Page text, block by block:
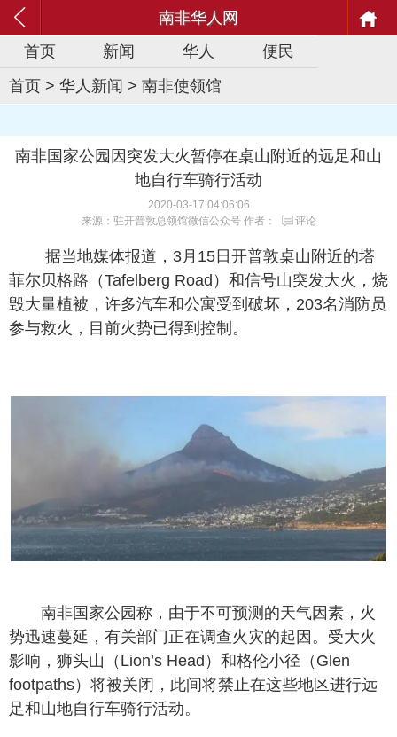
南非华人网
首页
新闻 华人
便民
首页 > 华人新闻 > 南非使领馆
南非国家公园因突发大火暂停在桌山附近的远足和山
地自行车骑行活动
2020-03-17 04:06:06
来源：驻开普敦总领馆微信公众号 作者：
评论
据当地媒体报道，3月15日开普敦桌山附近的塔
菲尔贝格路（Tafelberg Road）和信号山突发大火，烧
毁大量植被，许多汽车和公寓受到破坏，203名消防员
参与救火，目前火势已得到控制。
南非国家公园称，由于不可预测的天气因素，火
势迅速蔓延，有关部门正在调查火灾的起因。受大火
影响，狮头山（Lion’s Head）和格伦小径（Glen
footpaths）将被关闭，此间将禁止在这些地区进行远
足和山地自行车骑行活动。